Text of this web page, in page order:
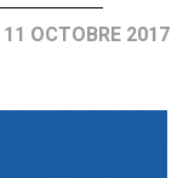
11 OCTOBRE 2017